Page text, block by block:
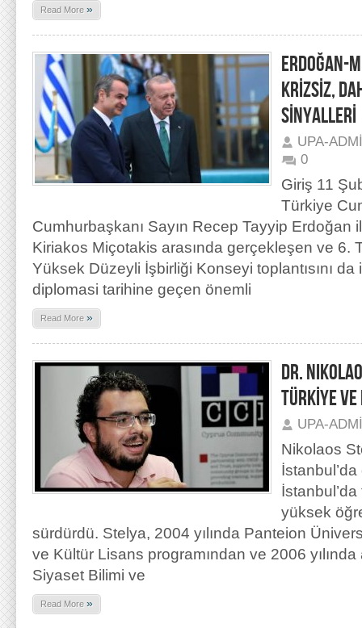
Read More »
ERDOĞAN-
KRİZSİZ,
SİNYALLERİ
UPA-
0
Giriş 11
Türkiye
Cumhurbaşkanı Sayın Recep Tayyip Erdoğan
Kiriakos Miçotakis arasında gerçekleşen ve 6.
Yüksek Düzeyli İşbirliği Konseyi toplantısını
diplomasi tarihine geçen önemli
Read More »
DR.
TÜRKİYE
UPA-
Nikolaos
yüksek
sürdürdü. Stelya, 2004 yılında Panteion
ve Kültür Lisans programından ve 2006
Siyaset Bilimi ve
Read More »